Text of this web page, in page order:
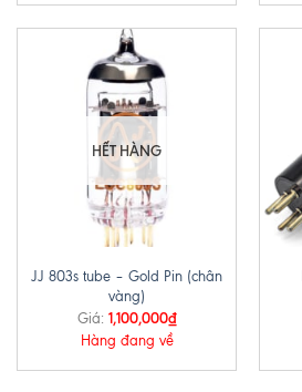
HẾT HÀNG
JJ 803s tube – Gold Pin (chân
vàng)
Giá: 1,100,000₫
Hàng đang về